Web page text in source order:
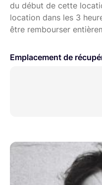
du début de cette
location dans les 3
être rembourser
Emplacement de